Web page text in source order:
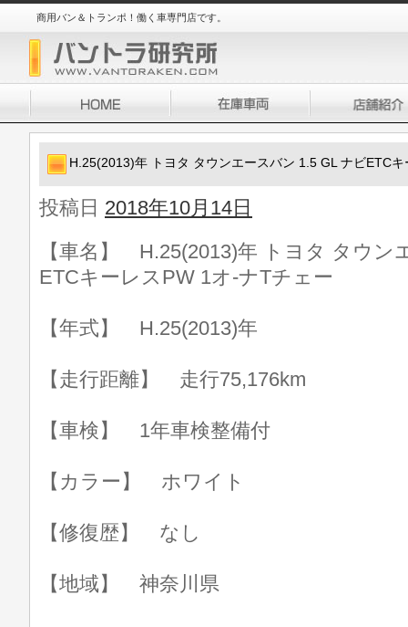
商用バン＆トランポ！働く車専門店です。
H.25(2013)年 トヨタ タウンエースバン 1.5 GL ナビETC
投稿日 2018年10月14日
【車名】 H.25(2013)年 トヨタ タウン
ETCキーレスPW 1オ-ナTチェー
【年式】 H.25(2013)年
【走行距離】 走行75,176km
【車検】 1年車検整備付
【カラー】 ホワイト
【修復歴】 なし
【地域】 神奈川県